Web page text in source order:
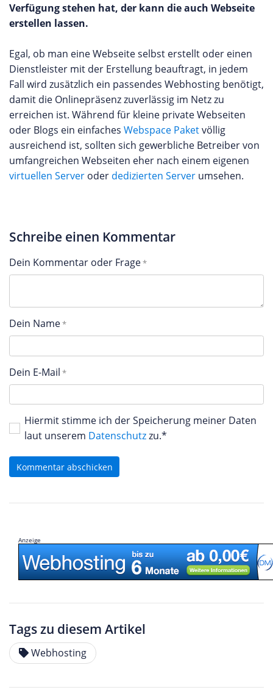
Verfügung stehen hat, der kann die auch Webseite
erstellen lassen.
Egal, ob man eine Webseite selbst erstellt oder einen
Dienstleister mit der Erstellung beauftragt, in jedem
Fall wird zusätzlich ein passendes Webhosting benötigt,
damit die Onlinepräsenz zuverlässig im Netz zu
erreichen ist. Während für kleine private Webseiten
oder Blogs ein einfaches Webspace Paketvöllig
ausreichend ist, sollten sich gewerbliche Betreiber von
umfangreichen Webseiten eher nach einem eigenen
virtuellen Server oder dedizierten Server umsehen.
Schreibe einen Kommentar
Dein Kommentar oder Frage
Dein Name
Dein E-Mail
Hiermit stimme ich der Speicherung meiner Daten
laut unserem Datenschutzzu.*
Kommentar abschicken
Anzeige
Tags zu diesem Artikel
Webhosting